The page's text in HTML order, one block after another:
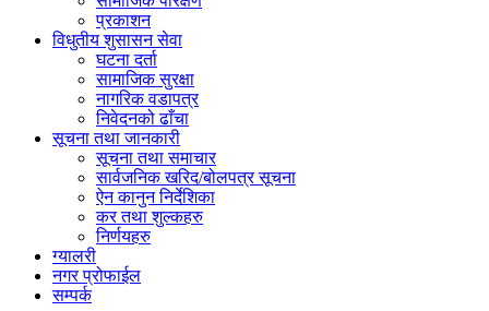
प्रकाशन
विधुतीय शुसासन सेवा
घटना दर्ता
सामाजिक सुरक्षा
नागरिक वडापत्र
निवेदनको ढाँचा
सूचना तथा जानकारी
सूचना तथा समाचार
सार्वजनिक खरिद/बोलपत्र सूचना
ऐन कानुन निर्देशिका
कर तथा शुल्कहरु
निर्णयहरु
ग्यालरी
नगर प्रोफाईल
सम्पर्क